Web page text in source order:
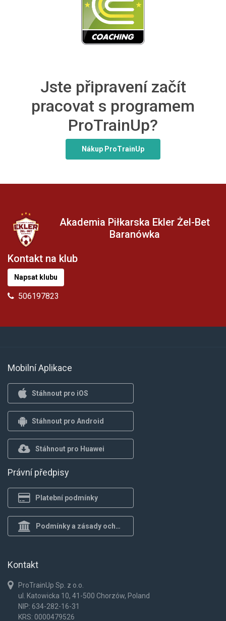
Jste připravení začít
pracovat s programem
ProTrainUp?
Nákup ProTrainUp
Akademia Piłkarska Ekler Żel-Bet
Baranówka
Kontakt na klub
Napsat klubu
506197823
Mobilní Aplikace
Stáhnout pro iOS
Stáhnout pro Android
Stáhnout pro Huawei
Právní předpisy
Platební podmínky
Podmínky a zásady ochrany osob.
Kontakt
ProTrainUp Sp. z o.o.
ul. Katowicka 10, 41-500 Chorzów, Poland
NIP: 634-282-16-31
KRS: 0000479526